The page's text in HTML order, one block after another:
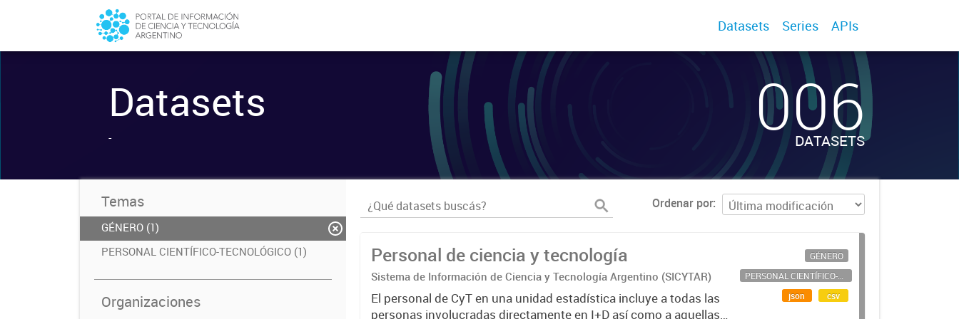
Datasets Series APIs
Datasets
- 006
DATASETS
Temas
GÉNERO (1)
PERSONAL CIENTÍFICO-TECNOLÓGICO (1)
Organizaciones
Ordenar por
Personal de ciencia y tecnología
Sistema de Información de Ciencia y Tecnología Argentino (SICYTAR)
El personal de CyT en una unidad estadística incluye a todas las
personas involucradas directamente en I+D así como a aquellas
GÉNERO
PERSONAL CIENTÍFICO-TECNOLÓGICO
json
csv